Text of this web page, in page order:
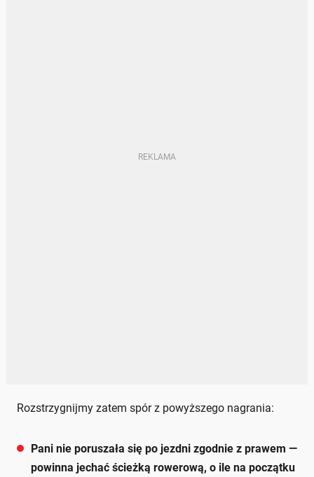
Rozstrzygnijmy zatem spór z powyższego nagrania:
Pani nie poruszała się po jezdni zgodnie z prawem —
powinna jechać ścieżką rowerową, o ile na początku